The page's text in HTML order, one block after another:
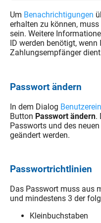
Um Benachrichtigungen
erhalten zu können,
sein. Weitere
ID werden benötigt,
Zahlungsempfänger
Passwort ändern
In dem Dialog
Button Passwort ändern.
Passworts und des
geändert werden.
Passwortrichtlinien
Das Passwort muss aus
und mindestens 3 der
Kleinbuchstaben